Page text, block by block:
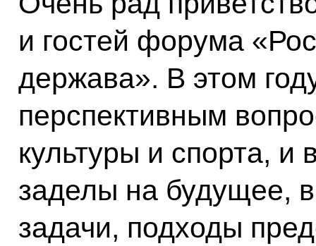
и гостей форума
держава». В этом
перспективным
культуры и спорта,
заделы на будущее,
задачи, подходы